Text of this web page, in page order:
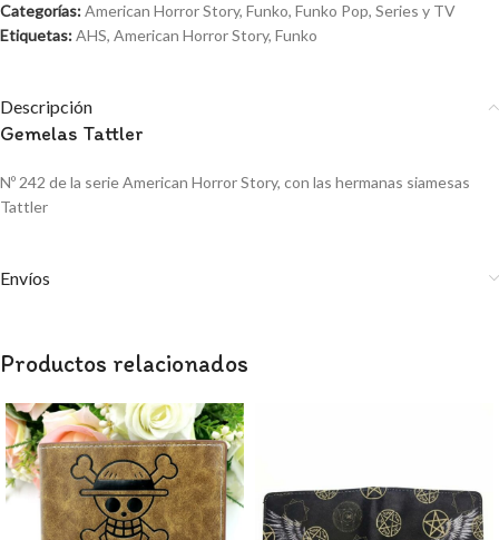
Categorías:American Horror Story, Funko, Funko Pop, Series y TV
Etiquetas:AHS, American Horror Story, Funko
Descripción
Gemelas Tattler
Nº 242 de la serie American Horror Story, con las hermanas siamesas
Tattler
Envíos
Productos relacionados